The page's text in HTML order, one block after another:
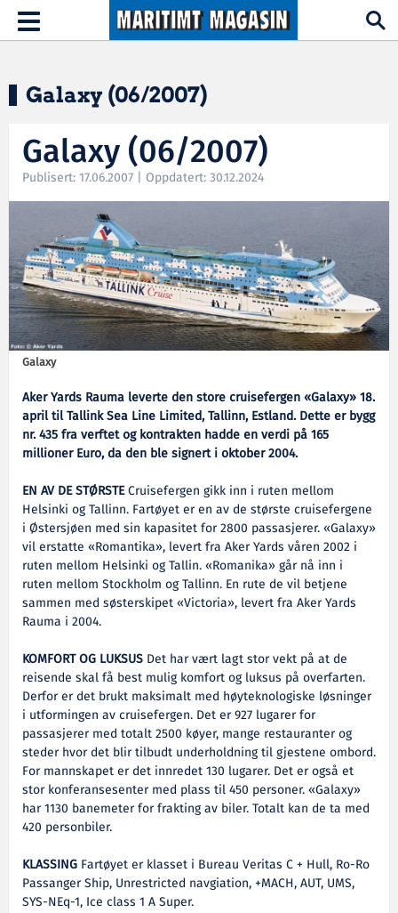
Hopp til hovedinnhold
Toggle
navigation
Galaxy (06/2007)
Galaxy (06/2007)
Publisert: 17.06.2007 | Oppdatert: 30.12.2024
Galaxy
Aker Yards Rauma leverte den store cruisefergen «Galaxy» 18.
april til Tallink Sea Line Limited, Tallinn, Estland. Dette er bygg
nr. 435 fra verftet og kontrakten hadde en verdi på 165
millioner Euro, da den ble signert i oktober 2004.
EN AV DE STØRSTECruisefergen gikk inn i ruten mellom
Helsinki og Tallinn. Fartøyet er en av de største cruisefergene
i Østersjøen med sin kapasitet for 2800 passasjerer. «Galaxy»
vil erstatte «Romantika», levert fra Aker Yards våren 2002 i
ruten mellom Helsinki og Tallin. «Romanika» går nå inn i
ruten mellom Stockholm og Tallinn. En rute de vil betjene
sammen med søsterskipet «Victoria», levert fra Aker Yards
Rauma i 2004.
KOMFORT OG LUKSUS Det har vært lagt stor vekt på at de
reisende skal få best mulig komfort og luksus på overfarten.
Derfor er det brukt maksimalt med høyteknologiske løsninger
i utformingen av cruisefergen. Det er 927 lugarer for
passasjerer med totalt 2500 køyer, mange restauranter og
steder hvor det blir tilbudt underholdning til gjestene ombord.
For mannskapet er det innredet 130 lugarer. Det er også et
stor konferansesenter med plass til 450 personer. «Galaxy»
har 1130 banemeter for frakting av biler. Totalt kan de ta med
420 personbiler.
KLASSING Fartøyet er klasset i Bureau Veritas C + Hull, Ro-Ro
Passanger Ship, Unrestricted navgiation, +MACH, AUT, UMS,
SYS-NEq-1, Ice class 1 A Super.